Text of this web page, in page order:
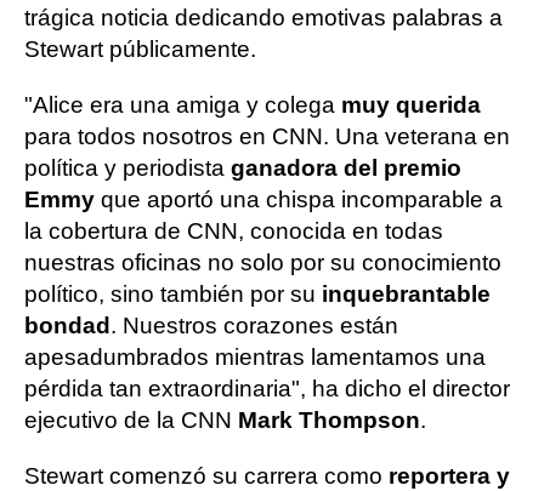
trágica noticia dedicando emotivas palabras a
Stewart públicamente.
"Alice era una amiga y colega muy querida
para todos nosotros en CNN. Una veterana en
política y periodista ganadora del premio
Emmy que aportó una chispa incomparable a
la cobertura de CNN, conocida en todas
nuestras oficinas no solo por su conocimiento
político, sino también por su inquebrantable
bondad . Nuestros corazones están
apesadumbrados mientras lamentamos una
pérdida tan extraordinaria", ha dicho el director
ejecutivo de la CNN Mark Thompson.
Stewart comenzó su carrera como reportera y